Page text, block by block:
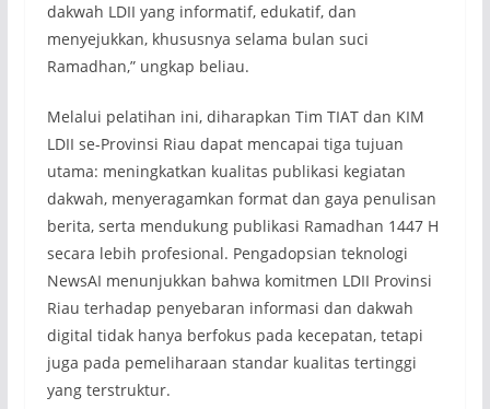
dakwah LDII yang informatif, edukatif, dan
menyejukkan, khususnya selama bulan suci
Ramadhan,” ungkap beliau.
Melalui pelatihan ini, diharapkan Tim TIAT dan KIM
LDII se-Provinsi Riau dapat mencapai tiga tujuan
utama: meningkatkan kualitas publikasi kegiatan
dakwah, menyeragamkan format dan gaya penulisan
berita, serta mendukung publikasi Ramadhan 1447 H
secara lebih profesional. Pengadopsian teknologi
NewsAI menunjukkan bahwa komitmen LDII Provinsi
Riau terhadap penyebaran informasi dan dakwah
digital tidak hanya berfokus pada kecepatan, tetapi
juga pada pemeliharaan standar kualitas tertinggi
yang terstruktur.